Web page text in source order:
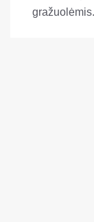
gražuolėmis.